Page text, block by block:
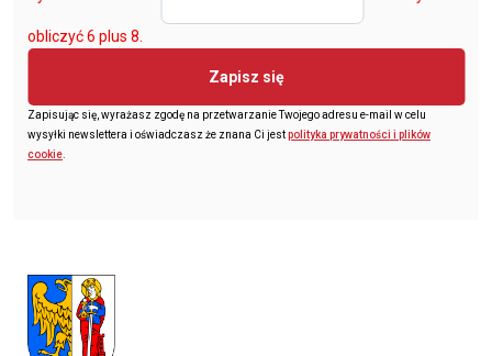
obliczyć 6 plus 8.
Zapisz się
Zapisując się, wyrażasz zgodę na przetwarzanie Twojego adresu e-mail w celu
wysyłki newslettera i oświadczasz że znana Ci jestpolityka prywatności i plików
cookie.